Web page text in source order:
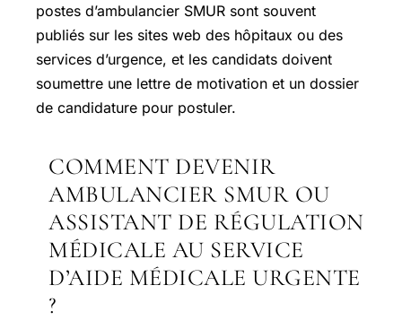
postes d’ambulancier SMUR sont souvent
publiés sur les sites web des hôpitaux ou des
services d’urgence, et les candidats doivent
soumettre une lettre de motivation et un dossier
de candidature pour postuler.
COMMENT DEVENIR
AMBULANCIER SMUR OU
ASSISTANT DE RÉGULATION
MÉDICALE AU SERVICE
D’AIDE MÉDICALE URGENTE
?